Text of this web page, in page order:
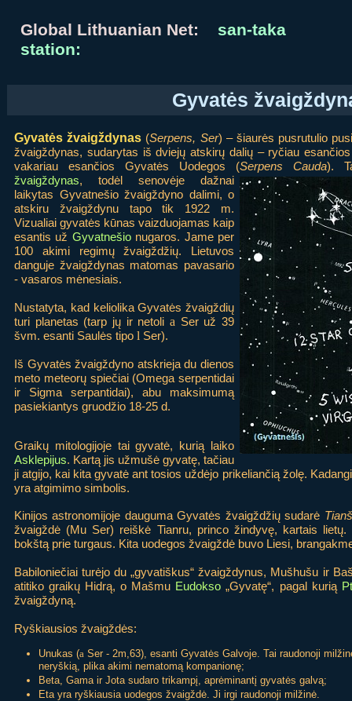
Global Lithuanian Net: san-taka
station:
Gyvatės
Gyvatės žvaigždynas (Serpens, Ser) – šiaurės pusrutulio
žvaigždynas, sudarytas iš dviejų atskirų dalių – ryčiau
vakariau esančios Gyvatės Uodegos (Serpens Cauda).
žvaigždynas, todėl senovėje dažnai
laikytas Gyvatnešio žvaigždyno dalimi, o
atskiru žvaigždynu tapo tik 1922 m.
Vizualiai gyvatės kūnas vaizduojamas kaip
esantis už Gyvatnešionugaros. Jame per
100 akimi regimų žvaigždžių. Lietuvos
danguje žvaigždynas matomas pavasario
- vasaros mėnesiais.
Nustatyta, kad keliolika Gyvatės žvaigždių
turi planetas (tarp jų ir netoli a Ser už 39
švm. esanti Saulės tipo l Ser).
Iš Gyvatės žvaigždyno atskrieja du dienos
meto meteorų spiečiai (Omega serpentidai
ir Sigma serpantidai), abu maksimumą
pasiekiantys gruodžio 18-25 d.
Graikų mitologijoje tai gyvatė, kurią laiko
Asklepijus. Kartą jis užmušė gyvatę, tačiau
ji atgijo, kai kita gyvatė ant tosios uždėjo prikeliančią žolę.
yra atgimimo simbolis.
Kinijos astronomijoje dauguma Gyvatės žvaigždžių sudarė
žvaigždė (Mu Ser) reiškė Tianru, princo žindyvę, kartais
bokštą prie turgaus. Kita uodegos žvaigždė buvo Liesi,
Babiloniečiai turėjo du „gyvatiškus“ žvaigždynus, Mušhušu ir
atitiko graikų Hidrą, o Mašmu Eudokso „Gyvatę“, pagal kurią
žvaigždyną.
Ryškiausios žvaigždės:
Unukas (a Ser - 2m,63), esanti Gyvatės Galvoje. Tai raudonoji
neryškią, plika akimi nematomą kompanionę;
Beta, Gama ir Jota sudaro trikampį, aprėminantį gyvatės galvą;
Eta yra ryškiausia uodegos žvaigždė. Ji irgi raudonoji milžinė.